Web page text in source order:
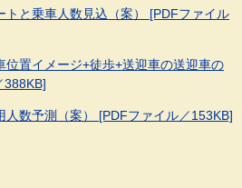
トと乗車人数見込（案） [PDFファイル
位置イメージ+徒歩+送迎車の送迎車の
388KB]
人数予測（案） [PDFファイル／153KB]